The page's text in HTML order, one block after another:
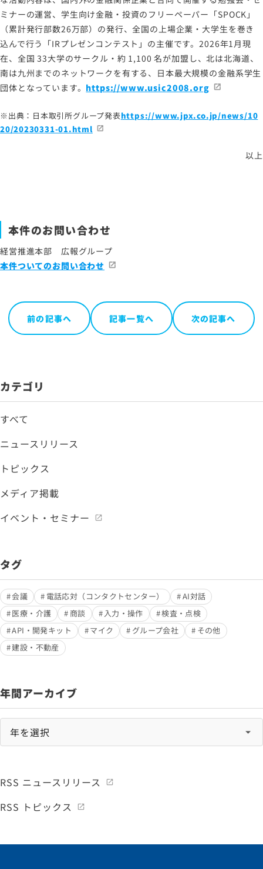
ミナーの運営、学生向け金融・投資のフリーペーパー「SPOCK」
（累計発行部数26万部）の発行、全国の上場企業・大学生を巻き
込んで行う「IRプレゼンコンテスト」の主催です。2026年1月現
在、全国 33大学のサークル・約 1,100 名が加盟し、北は北海道、
南は九州までのネットワークを有する、日本最大規模の金融系学生
団体となっています。 https://www.usic2008.org
※出典：日本取引所グループ発表https://www.jpx.co.jp/news/10
20/20230331-01.html
以上
本件のお問い合わせ
経営推進本部 広報グループ
本件ついてのお問い合わせ
前の記事へ 記事一覧へ 次の記事へ
カテゴリ
すべて
ニュースリリース
トピックス
メディア掲載
イベント・セミナー
タグ
会議 電話応対（コンタクトセンター）
AI対話
医療・介護
商談 入力・操作
検査・点検
API・開発キット
マイク グループ会社
その他
建設・不動産
年間アーカイブ
RSS ニュースリリース
RSS トピックス